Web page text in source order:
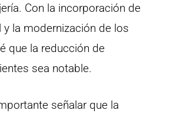
Con la incorporación de
y la modernización de los
que la reducción de
sea notable.
señalar que la